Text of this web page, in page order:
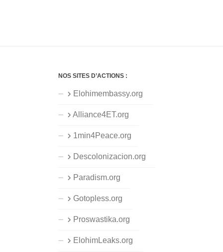
NOS SITES D’ACTIONS :
Elohimembassy.org
Alliance4ET.org
1min4Peace.org
Descolonizacion.org
Paradism.org
Gotopless.org
Proswastika.org
ElohimLeaks.org